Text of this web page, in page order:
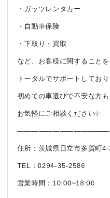
・ガッツレンタカー
・自動車保険
・下取り・買取
など、お客様に関することを
トータルでサポートしており
初めての車選びで不安な方も
お気軽にご相談ください✨
住所：茨城県日立市多賀町
TEL：0294-35-2586
営業時間：10:00~18:00